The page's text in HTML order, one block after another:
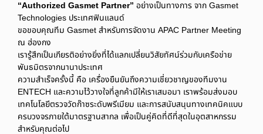
“Authorized Gasmet Partner” อย่างเป็นทางการ จาก Gasmet
Technologies ประเทศฟินแลนด์
ขอขอบคุณทีม Gasmet สำหรับการจัดงาน APAC Partner Meeting
ณ ฮ่องกง
เรารู้สึกเป็นเกียรติอย่างยิ่งที่ได้แลกเปลี่ยนวิสัยทัศน์ร่วมกับเครือข่าย
พันธมิตรจากนานาประเทศ
ความสำเร็จครั้งนี้ คือ เครื่องยืนยันถึงความเชี่ยวชาญของทีมงาน
ENTECH และความไว้วางใจที่ลูกค้ามีให้เราเสมอมา เราพร้อมส่งมอบ
เทคโนโลยีตรวจวัดก๊าซระดับพรีเมียม และการสนับสนุนทางเทคนิคแบบ
ครบวงจรภายใต้มาตรฐานสากล เพื่อเป็นคู่คิดที่ดีที่สุดในอุตสาหกรรม
สำหรับคุณต่อไป